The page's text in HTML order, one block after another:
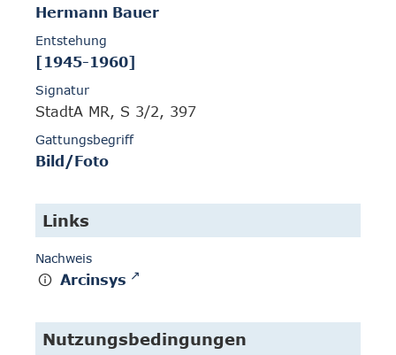
Hermann Bauer
Entstehung
[1945-1960]
Signatur
StadtA MR, S 3/2, 397
Gattungsbegriff
Bild/Foto
Links
Nachweis
Arcinsys
Nutzungsbedingungen